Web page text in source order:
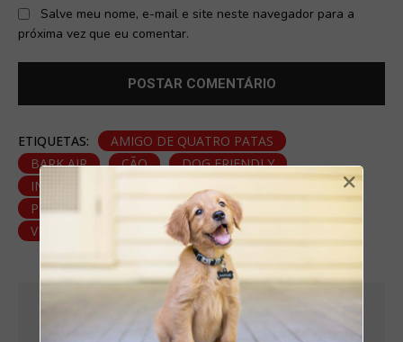
Salve meu nome, e-mail e site neste navegador para a
próxima vez que eu comentar.
ETIQUETAS:
AMIGO DE QUATRO PATAS
BARK AIR
CÃO
DOG FRIENDLY
INTERNACIONAL
NOTÍCIAS
PET FRIENDLY
PORTUGAL
VIAJAR EM PRIMEIRA CLASSE COM CÃES
17 DE JUNHO, 2024
×